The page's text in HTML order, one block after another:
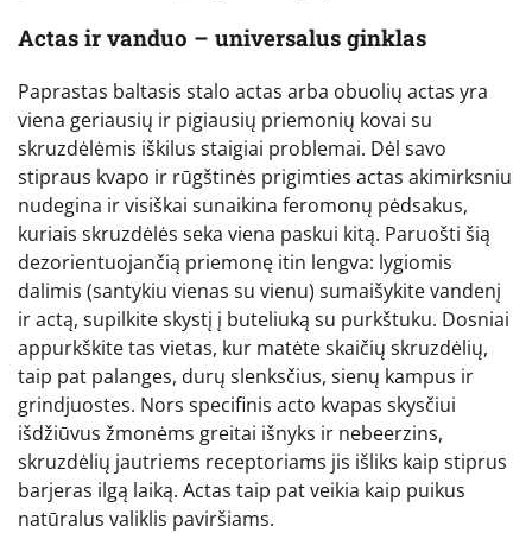
Actas ir vanduo – universalus ginklas
Paprastas baltasis stalo actas arba obuolių actas yra
viena geriausių ir pigiausių priemonių kovai su
skruzdėlėmis iškilus staigiai problemai. Dėl savo
stipraus kvapo ir rūgštinės prigimties actas akimirksniu
nudegina ir visiškai sunaikina feromonų pėdsakus,
kuriais skruzdėlės seka viena paskui kitą. Paruošti šią
dezorientuojančią priemonę itin lengva: lygiomis
dalimis (santykiu vienas su vienu) sumaišykite vandenį
ir actą, supilkite skystį į buteliuką su purkštuku. Dosniai
appurkškite tas vietas, kur matėte skaičių skruzdėlių,
taip pat palanges, durų slenksčius, sienų kampus ir
grindjuostes. Nors specifinis acto kvapas skysčiui
išdžiūvus žmonėms greitai išnyks ir nebeerzins,
skruzdėlių jautriems receptoriams jis išliks kaip stiprus
barjeras ilgą laiką. Actas taip pat veikia kaip puikus
natūralus valiklis paviršiams.